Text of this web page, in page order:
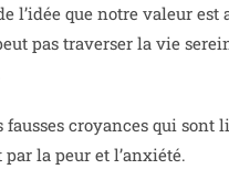
l’idée que notre valeur est
pas traverser la vie
fausses croyances qui sont
la peur et l’anxiété.